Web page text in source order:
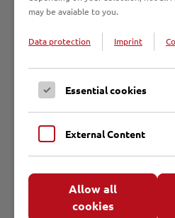
Info
Jetzt anhören
Als mp3 speichern
may be avaiable to you.
Data protection Imprint
Essential cookies
External Content
Allow all
cookies